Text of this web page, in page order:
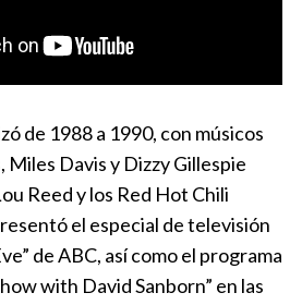
de 1988 a 1990, con músicos
Miles Davis y Dizzy Gillespie
Reed y los Red Hot Chili
el especial de televisión
de ABC, así como el programa
with David Sanborn” en las